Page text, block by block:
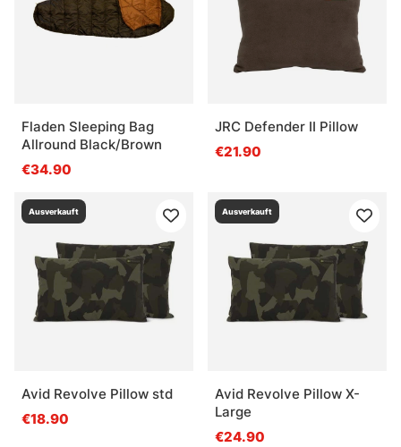
Fladen Sleeping Bag
Allround Black/Brown
€34.90
JRC Defender II Pillow
€21.90
Ausverkauft
Avid Revolve Pillow std
€18.90
Ausverkauft
Avid Revolve Pillow X-
Large
€24.90